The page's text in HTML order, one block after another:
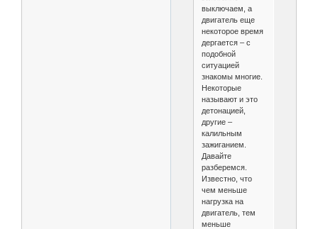
выключаем, а
двигатель еще
некоторое время
дергается – с
подобной
ситуацией
знакомы многие.
Некоторые
называют и это
детонацией,
другие –
калильным
зажиганием.
Давайте
разберемся.
Известно, что
чем меньше
нагрузка на
двигатель, тем
меньше